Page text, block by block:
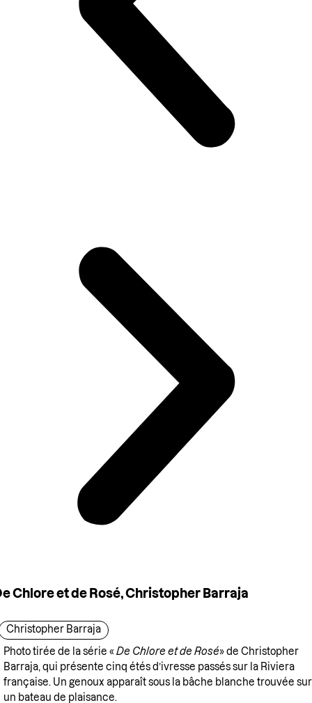
Chlore et de Rosé, Christopher Barraja
Christopher Barraja
Photo tirée de la série « De Chlore et de Rosé» de Christopher
Barraja, qui présente cinq étés d’ivresse passés sur la Riviera
française. Un genoux apparaît sous la bâche blanche trouvée sur
un bateau de plaisance.